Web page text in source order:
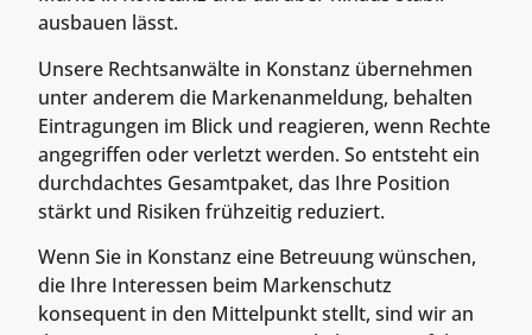
ausbauen lässt.
Unsere Rechtsanwälte in Konstanz übernehmen
unter anderem die Markenanmeldung, behalten
Eintragungen im Blick und reagieren, wenn Rechte
angegriffen oder verletzt werden. So entsteht ein
durchdachtes Gesamtpaket, das Ihre Position
stärkt und Risiken frühzeitig reduziert.
Wenn Sie in Konstanz eine Betreuung wünschen,
die Ihre Interessen beim Markenschutz
konsequent in den Mittelpunkt stellt, sind wir an